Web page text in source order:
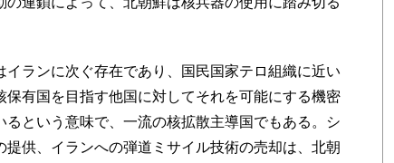
ランに次ぐ存在であり、国民国家テロ組織に近い
有国を目指す他国に対してそれを可能にする機密
という意味で、一流の核拡散主導国でもある。シ
提供、イランへの弾道ミサイル技術の売却は、北朝